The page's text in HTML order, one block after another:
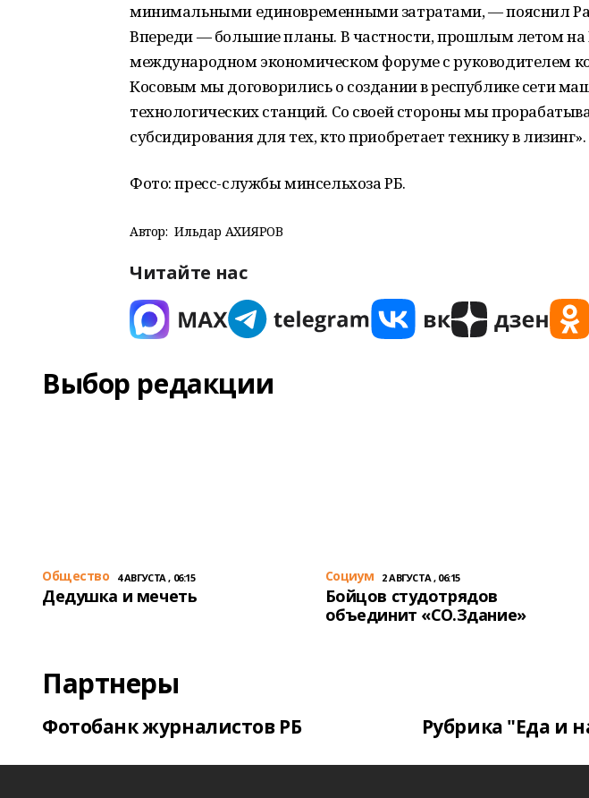
минимальными единовременными затратами, — пояснил
Впереди — большие планы. В частности, прошлым летом на
международном экономическом форуме с руководителем
Косовым мы договорились о создании в республике сети
технологических станций. Со своей стороны мы
субсидирования для тех, кто приобретает технику в лизинг».
Фото: пресс-службы минсельхоза РБ.
Автор: Ильдар АХИЯРОВ
Читайте нас
Выбор редакции
Общество 4 АВГУСТА , 06:15
Дедушка и мечеть
Cоциум 2 АВГУСТА , 06:15
Бойцов студотрядов
объединит «СО.Здание»
Партнеры
Фотобанк журналистов РБ Рубрика "Еда и